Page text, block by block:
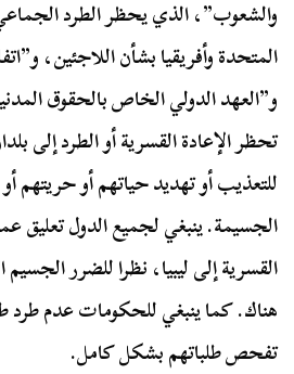
والشعوب”، الذي يحظر الطرد
المتحدة وأفريقيا بشأن اللاجئين،
و”العهد الدولي الخاص بالحقوق
تحظر الإعادة القسرية أو الطرد إلى
للتعذيب أو تهديد حياتهم أو حريتهم
الجسيمة. ينبغي لجميع الدول تعليق
القسرية إلى ليبيا، نظرا للضرر
هناك. كما ينبغي للحكومات عدم طرد
تفحص طلباتهم بشكل كامل.